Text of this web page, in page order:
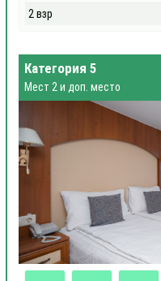
2 взр
Категория 5
Мест 2 и доп. место